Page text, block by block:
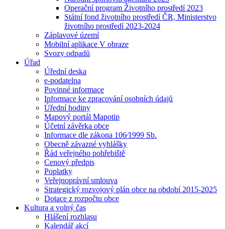
Operační program Životního prostředí 2023
Státní fond životního prostředí ČR, Ministerstvo
životního prostředí 2023-2024
Záplavové území
Mobilní aplikace V obraze
Svozy odpadů
Úřad
Úřední deska
e-podatelna
Povinné informace
Informace ke zpracování osobních údajů
Úřední hodiny
Mapový portál Mapotip
Účetní závěrka obce
Informace dle zákona 106⁄1999 Sb.
Obecně závazné vyhlášky
Řád veřejného pohřebiště
Cenový předpis
Poplatky
Veřejnoprávní smlouva
Strategický rozvojový plán obce na období 2015-2025
Dotace z rozpočtu obce
Kultura a volný čas
Hlášení rozhlasu
Kalendář akcí